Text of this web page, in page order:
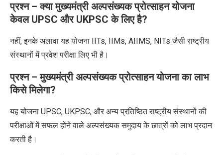
प्रश्न –क्या मुख्यमंत्री अल्पसंख्यक प्रोत्साहन योजना
केवल UPSC और UKPSC के लिए है?
नहीं, इनके अलावा यह योजना IITs, IIMs, AIIMS, NITs जैसी राष्ट्रीय
संस्थानोंमें प्रवेश परीक्षालिए भी है।
प्रश्न –मुख्यमंत्री अल्पसंख्यक प्रोत्साहन योजना का लाभ
किसे मिलेगा?
यह योजना UPSC, UKPSC, और अन्य प्रतिष्ठित राष्ट्रीय संस्थानों की
परीक्षाओं में सफल होने वाले अल्पसंख्यक समुदाय के छात्रों को लाभ प्रदान
करती है।